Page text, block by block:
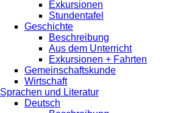
Exkursionen
Stundentafel
Geschichte
Beschreibung
Aus dem Unterricht
Exkursionen + Fahrten
Gemeinschaftskunde
Wirtschaft
Sprachen und Literatur
Deutsch